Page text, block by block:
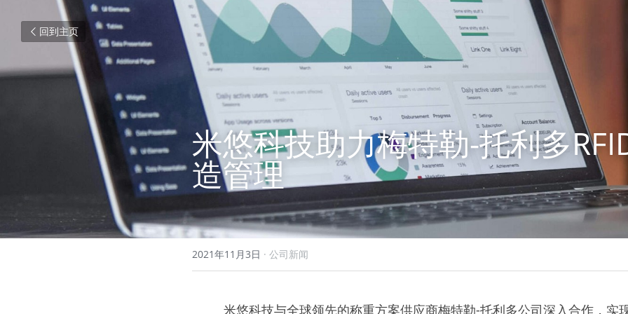
回到主页
米悠科技助力梅特勒-托利多
造管理
2021年11月3日 · 公司新闻